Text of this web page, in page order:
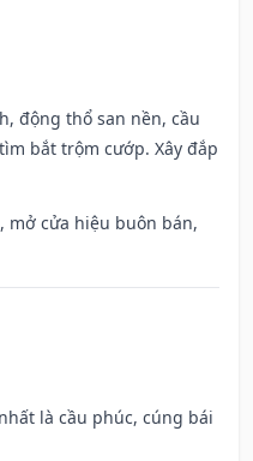
động thổ san nền, cầu
bắt trộm cướp. Xây đắp
mở cửa hiệu buôn bán,
là cầu phúc, cúng bái